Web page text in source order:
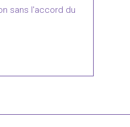
sans l'accord du